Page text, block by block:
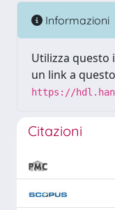
Informazioni
Utilizza questo
un link a
https://
Citazioni